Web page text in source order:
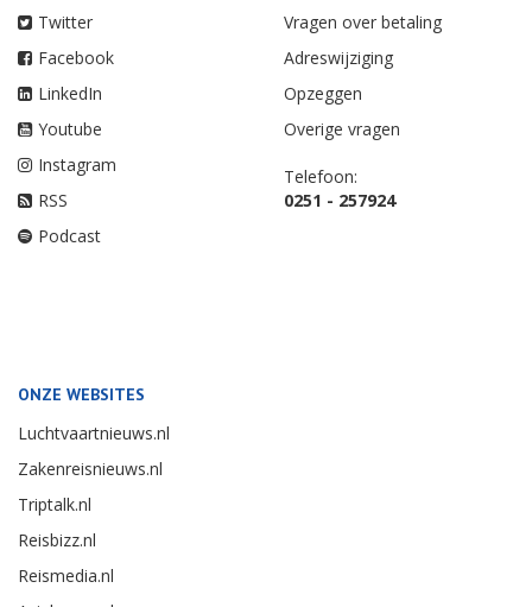
Twitter
Facebook
LinkedIn
Youtube
Instagram
RSS
Podcast
Vragen over betaling
Adreswijziging
Opzeggen
Overige vragen
Telefoon:
0251 - 257924
ONZE WEBSITES
Luchtvaartnieuws.nl
Zakenreisnieuws.nl
Triptalk.nl
Reisbizz.nl
Reismedia.nl